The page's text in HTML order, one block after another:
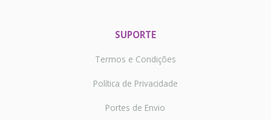
SUPORTE
Termos e Condições
Política de Privacidade
Portes de Envio